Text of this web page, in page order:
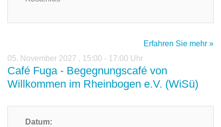
Erfahren Sie mehr »
05. November 2027 , 15:00 - 17:00 Uhr
Café Fuga - Begegnungscafé von
Willkommen im Rheinbogen e.V. (WiSü)
Datum: